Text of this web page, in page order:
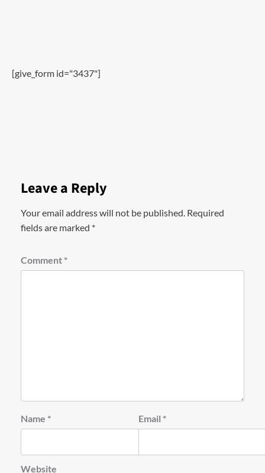
[give_form id="3437"]
Leave a Reply
Your email address will not be published. Required
fields are marked *
Comment *
Name * Email *
Website